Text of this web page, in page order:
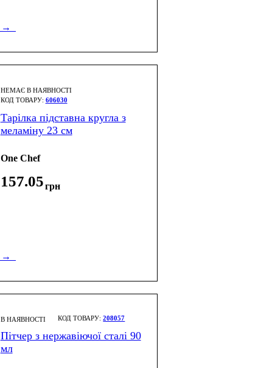
→
НЕМАЄ В НАЯВНОСТІ
606030
Тарілка підставна кругла з
меламіну 23 см
One Chef
157.05грн
→
В НАЯВНОСТІ 208057
Пітчер з нержавіючої сталі 90
мл